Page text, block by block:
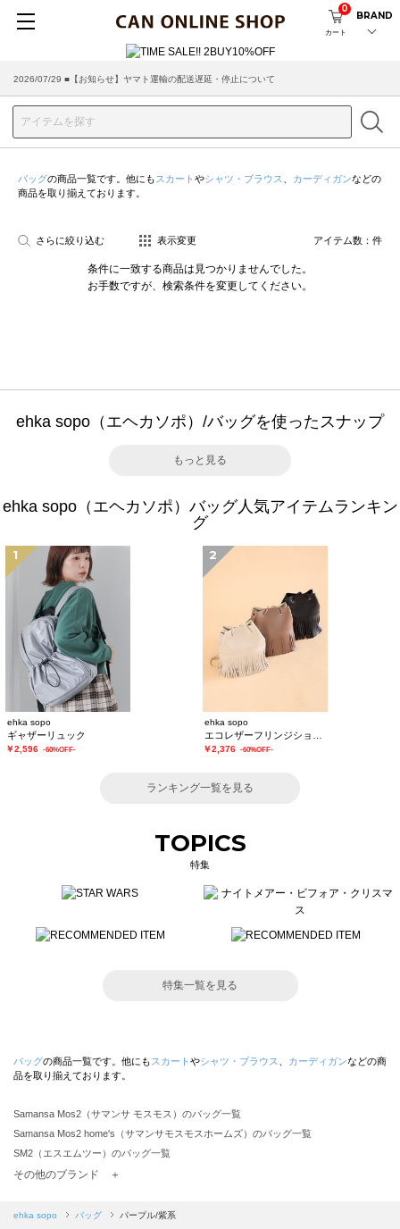
カート
0
BRAND
2026/07/29 ■【お知らせ】ヤマト運輸の配送遅延・停止について
2026/03/18 ■店舗受け取りサービスのご案内
バッグの商品一覧です。他にも スカート やシャツ・ブラウス カーディガンなどの
商品を取り揃えております。
さらに絞り込む 表示変更 アイテム数： 件
条件に一致する商品は見つかりませんでした。
お手数ですが、検索条件を変更してください。
ehka sopo（エヘカソポ）/バッグを使ったスナップ
もっと見る
ehka sopo（エヘカソポ）バッグ人気アイテムランキン
グ
1
ehka sopo
ギャザーリュック
￥2,596 -60%OFF-
2
ehka sopo
￥2,376 -60%OFF-
ランキング一覧を見る
TOPICS
特集
特集一覧を見る
バッグの商品一覧です。他にも スカート やシャツ・ブラウス カーディガンなどの商
品を取り揃えております。
Samansa Mos2（サマンサ モスモス）のバッグ一覧
Samansa Mos2 home's（サマンサモスモスホームズ）のバッグ一覧
SM2（エスエムツー）のバッグ一覧
TSUHARU by Samansa Mos2（ツハルバイサマンサモスモス）のバッグ一覧
Samansa Mos2 blue（サマンサモスモス ブルー）のバッグ一覧
その他のブランド ＋
ehka sopo バッグ パープル/紫系